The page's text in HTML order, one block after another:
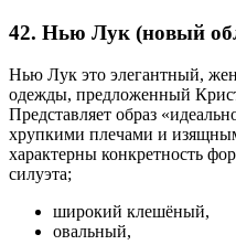
42. Нью Лук (новый
Нью Лук это элегантный,
одежды, предложенный
Представляет образ
хрупкими плечами и
характерны конкретность
силуэта;
широкий клешёный,
овальный,